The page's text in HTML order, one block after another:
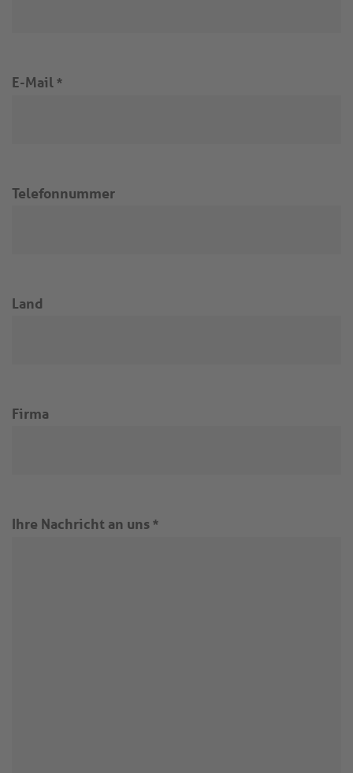
E-Mail *
Telefonnummer
Land
Firma
Ihre Nachricht an uns *